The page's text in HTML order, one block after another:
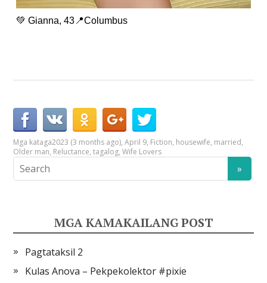
💚 Gianna, 43📍Columbus
Mga kataga2023 (3 months ago),April 9, Fiction, housewife, married,
Older man, Reluctance,tagalog,Wife Lovers
MGA KAMAKAILANG POST
Pagtataksil 2
Kulas Anova – Pekpekolektor #pixie